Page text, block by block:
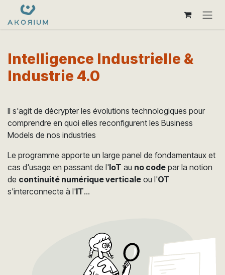
Se rendre au contenu
Intelligence Industrielle &
Industrie 4.0
Il s'agit de décrypter les évolutions technologiques pour
comprendre en quoi elles reconfigurent les Business
Models de nos industries
Le programme apporte un large panel de fondamentaux et
cas d'usage en passant de l'IoT au no code par la notion
de continuité numérique verticale ou l'OT
s'interconnecte à l'IT...